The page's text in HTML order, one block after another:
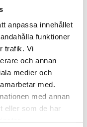
anpassa innehållet
funktioner
trafik. Vi
och annan
medier och
med.
med annan
eller som de har
*